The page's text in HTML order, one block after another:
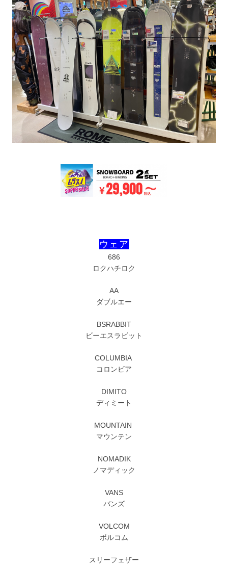
ウェア
686
ロクハチロク
AA
ダブルエー
BSRABBIT
ビーエスラビット
COLUMBIA
コロンビア
DIMITO
ディミート
MOUNTAIN
マウンテン
NOMADIK
ノマディック
VANS
バンズ
VOLCOM
ボルコム
スリーフェザー